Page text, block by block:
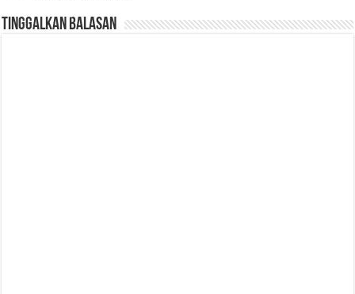
Tinggalkan Balasan